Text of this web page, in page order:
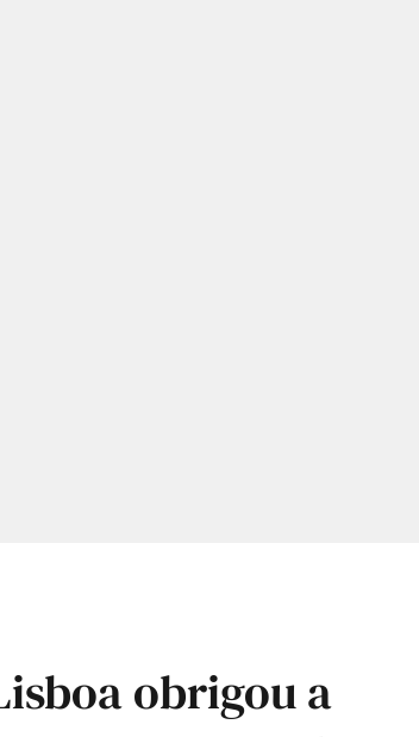
obrigou a